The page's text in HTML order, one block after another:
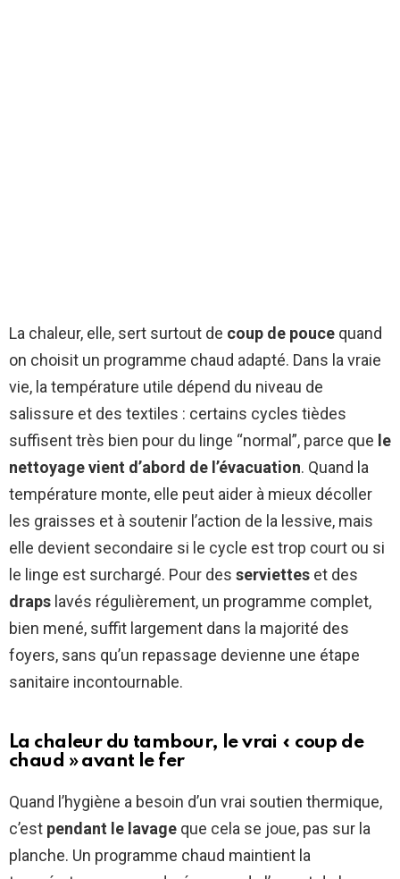
La chaleur, elle, sert surtout de coup de pouce quand
on choisit un programme chaud adapté. Dans la vraie
vie, la température utile dépend du niveau de
salissure et des textiles : certains cycles tièdes
suffisent très bien pour du linge “normal”, parce que le
nettoyage vient d’abord de l’évacuation. Quand la
température monte, elle peut aider à mieux décoller
les graisses et à soutenir l’action de la lessive, mais
elle devient secondaire si le cycle est trop court ou si
le linge est surchargé. Pour des serviettes et des
draps lavés régulièrement, un programme complet,
bien mené, suffit largement dans la majorité des
foyers, sans qu’un repassage devienne une étape
sanitaire incontournable.
La chaleur du tambour, le vrai « coup de
chaud » avant le fer
Quand l’hygiène a besoin d’un vrai soutien thermique,
c’est pendant le lavage que cela se joue, pas sur la
planche. Un programme chaud maintient la